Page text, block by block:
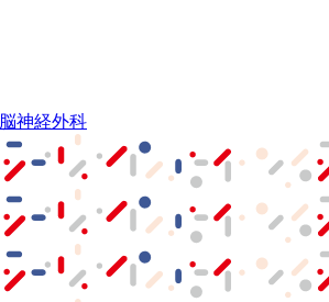
脳神経外科